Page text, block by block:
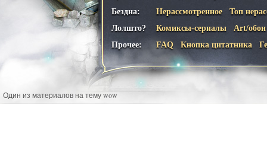
Бездна:
Нерассмотренное
Топ
Лолшто?
Комиксы-сериалы
Art/обои
Прочее:
FAQ Кнопка цитатника
Один из материалов на тему wow